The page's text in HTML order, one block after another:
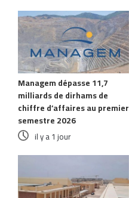
Managem dépasse 11,7
milliards de dirhams de
chiffre d’affaires au premier
semestre 2026
il y a 1 jour